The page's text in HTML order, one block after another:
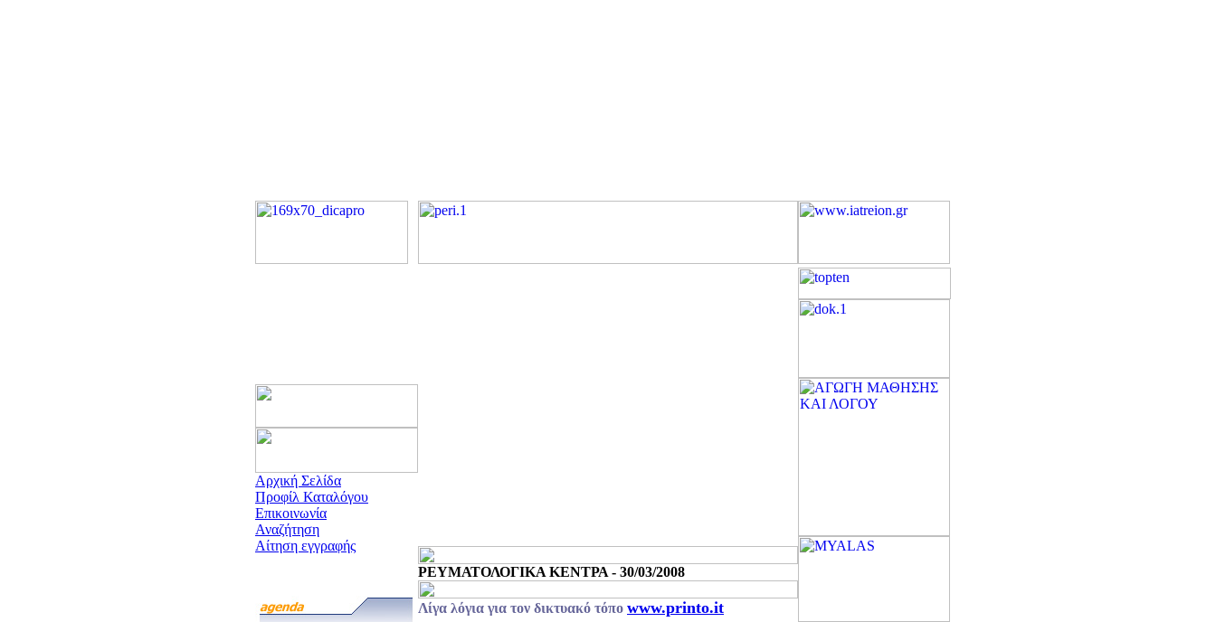
Αρχική Σελίδα
Προφίλ Καταλόγου
Επικοινωνία
Αναζήτηση
Αίτηση εγγραφής
ΡΕΥΜΑΤΟΛΟΓΙΚΑ ΚΕΝΤΡΑ - 30/03/2008
Λίγα λόγια για τον δικτυακό τόπο www.printo.it